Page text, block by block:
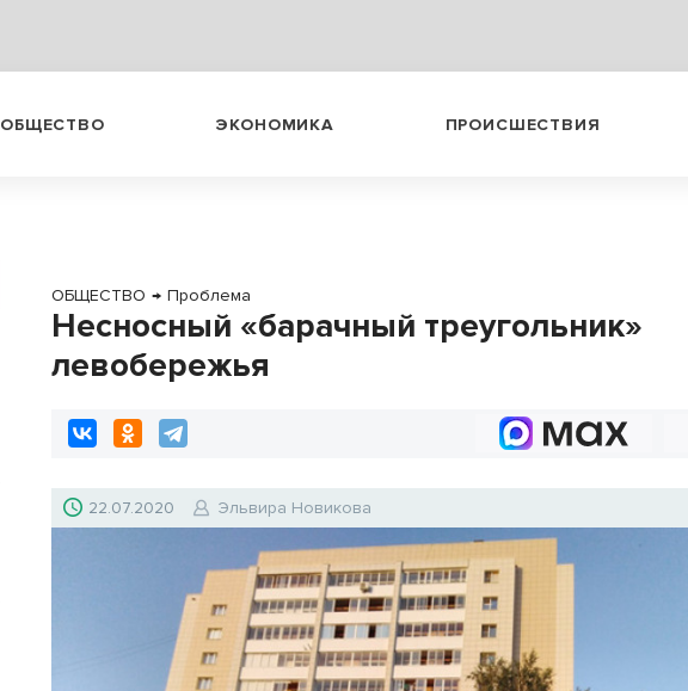
ОБЩЕСТВО ЭКОНОМИКА ПРОИСШЕСТВИЯ
ОБЩЕСТВО → Проблема
Несносный «барачный треугольник»
левобережья
22.07.2020 Эльвира Новикова